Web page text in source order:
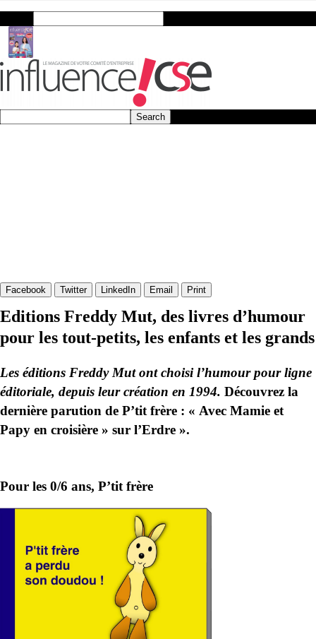
Facebook Twitter LinkedIn Email Print
Editions Freddy Mut, des livres d’humour
pour les tout-petits, les enfants et les grands
Les éditions Freddy Mut ont choisi l’humour pour ligne
éditoriale, depuis leur création en 1994. Découvrez la
dernière parution de P’tit frère : « Avec Mamie et
Papy en croisière » sur l’Erdre ».
Pour les 0/6 ans, P’tit frère